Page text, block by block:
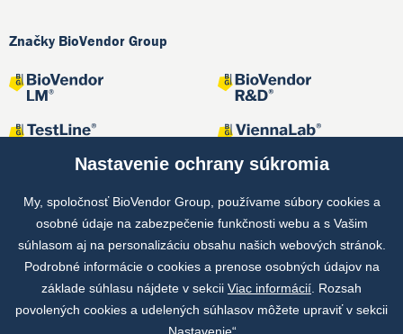
Značky BioVendor Group
Spoločné projekty
Nastavenie ochrany súkromia
My, spoločnosť BioVendor Group, používame súbory cookies a
osobné údaje na zabezpečenie funkčnosti webu a s Vašim
súhlasom aj na personalizáciu obsahu našich webových stránok.
Podrobné informácie o cookies a prenose osobných údajov na
základe súhlasu nájdete v sekcii Viac informácií . Rozsah
povolených cookies a udelených súhlasov môžete upraviť v sekcii